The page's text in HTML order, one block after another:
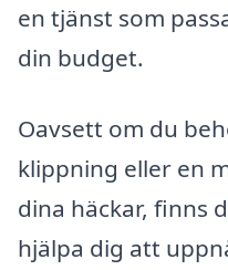
en tjänst som
din budget.
Oavsett om du
klippning eller en
dina häckar, finns
hjälpa dig att